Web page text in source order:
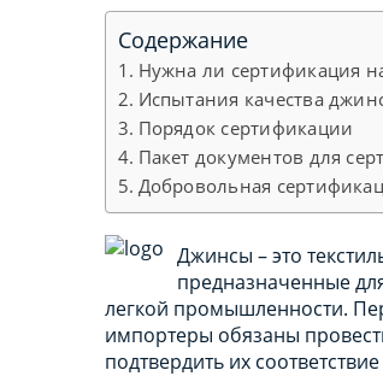
Содержание
Нужна ли сертификация
Испытания качества
Порядок сертификации
Пакет документов для
Добровольная
Джинсы – это
предназначенные
легкой промышленности.
импортеры обязаны
подтвердить их